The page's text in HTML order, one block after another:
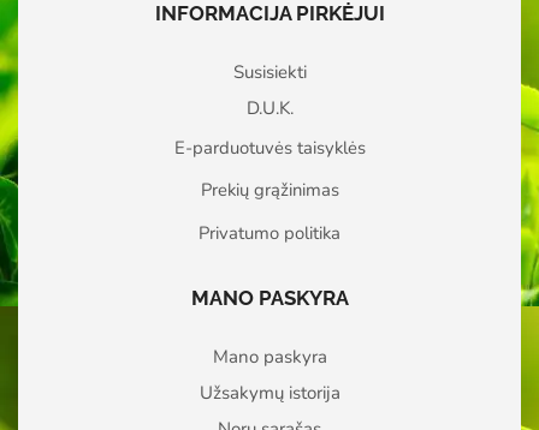
INFORMACIJA PIRKĖJUI
Susisiekti
D.U.K.
E-parduotuvės taisyklės
Prekių grąžinimas
Privatumo politika
MANO PASKYRA
Mano paskyra
Užsakymų istorija